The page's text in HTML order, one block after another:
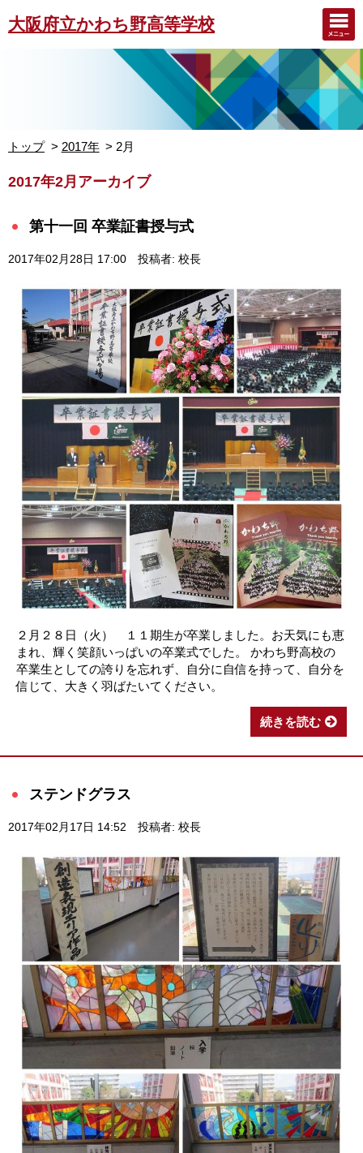
大阪府立かわち野高等学校
トップ 2017年 2月
2017年2月アーカイブ
第十一回 卒業証書授与式
2017年02月28日 17:00 投稿者: 校長
２月２８日（火） １１期生が卒業しました。お天気にも恵
まれ、輝く笑顔いっぱいの卒業式でした。 かわち野高校の
卒業生としての誇りを忘れず、自分に自信を持って、自分を
信じて、大きく羽ばたいてください。
続きを読む
ステンドグラス
2017年02月17日 14:52 投稿者: 校長